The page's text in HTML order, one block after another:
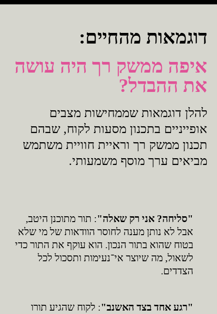
דוגמאות מהחיים:
איפה ממשק רך היה עושה
את ההבדל?
להלן דוגמאות שממחישות מצבים
אופייניים בתכנון מסעות לקוח, שבהם
תכנון ממשק רך וראיית חוויית משתמש
מביאים ערך מוסף משמעותי.
"סליחה? אני רק שאלה": תור מתוכנן היטב,
אבל לא נותן מענה לחוסר הוודאות של מי שלא
בטוח שהוא בתור הנכון. הוא עוקף את התור כדי
לשאול, מה שיוצר אי־נעימות ותסכול לכל
הצדדים.
"רגע אחד בצד האשנב": לקוח שהגיע תורו